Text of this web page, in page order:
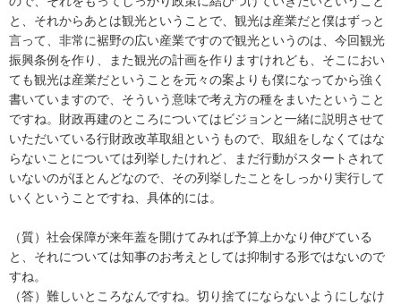
と、それからあとは観光ということで、観光は産業だと僕はずっと
言って、非常に裾野の広い産業ですので観光というのは、今回観光
振興条例を作り、また観光の計画を作りますけれども、そこにおい
ても観光は産業だということを元々の案よりも僕になってから強く
書いていますので、そういう意味で考え方の種をまいたということ
ですね。財政再建のところについてはビジョンと一緒に説明させて
いただいている行財政改革取組というもので、取組をしなくてはな
らないことについては列挙したけれど、まだ行動がスタートされて
いないのがほとんどなので、その列挙したことをしっかり実行して
いくということですね、具体的には。
（質）社会保障が来年蓋を開けてみれば予算上かなり伸びている
と、それについては知事のお考えとしては抑制する形ではないので
すね。
（答）難しいところなんですね。切り捨てにならないようにしなけ